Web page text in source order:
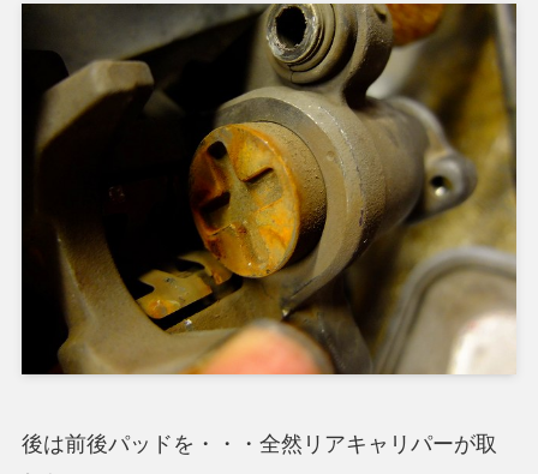
後は前後パッドを・・・全然リアキャリパーが取